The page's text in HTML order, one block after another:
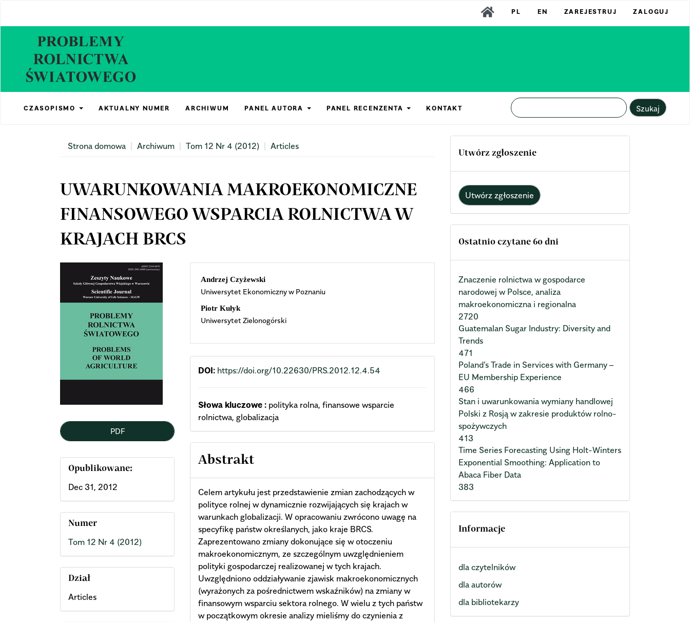
Content
Sidebar
PL EN ZAREJESTRUJ ZALOGUJ
CZASOPISMO AKTUALNY NUMER ARCHIWUM PANEL AUTORA PANEL RECENZENTA KONTAKT Szukaj
Strona domowa Archiwum Tom 12 Nr 4 (2012) Articles
UWARUNKOWANIA MAKROEKONOMICZNE
FINANSOWEGO WSPARCIA ROLNICTWA W
KRAJACH BRCS
Article
Sidebar
PDF
Opublikowane:
Dec 31, 2012
Numer
Tom 12 Nr 4 (2012)
Dział
Articles
Main
Article
Content
Andrzej Czyżewski
Uniwersytet Ekonomiczny w Poznaniu
Piotr Kułyk
Uniwersytet Zielonogórski
DOI: https://doi.org/10.22630/PRS.2012.12.4.54
Słowa kluczowe : polityka rolna, finansowe wsparcie
rolnictwa, globalizacja
Abstrakt
Celem artykułu jest przedstawienie zmian zachodzących w
polityce rolnej w dynamicznie rozwijających się krajach w
warunkach globalizacji. W opracowaniu zwrócono uwagę na
specyfikę państw określanych, jako kraje BRCS.
Zaprezentowano zmiany dokonujące się w otoczeniu
makroekonomicznym, ze szczególnym uwzględnieniem
polityki gospodarczej realizowanej w tych krajach.
Uwzględniono oddziaływanie zjawisk makroekonomicznych
(wyrażonych za pośrednictwem wskaźników) na zmiany w
finansowym wsparciu sektora rolnego. W wielu z tych państw
w początkowym okresie analizy mieliśmy do czynienia z
Utwórz zgłoszenie
Utwórz zgłoszenie
Ostatnio czytane 60 dni
Znaczenie rolnictwa w gospodarce
narodowej w Polsce, analiza
makroekonomiczna i regionalna
2720
Guatemalan Sugar Industry: Diversity and
Trends
471
Poland’s Trade in Services with Germany –
EU Membership Experience
466
Stan i uwarunkowania wymiany handlowej
Polski z Rosją w zakresie produktów rolno-
spożywczych
413
Time Series Forecasting Using Holt-Winters
Exponential Smoothing: Application to
Abaca Fiber Data
383
Informacje
dla czytelników
dla autorów
dla bibliotekarzy